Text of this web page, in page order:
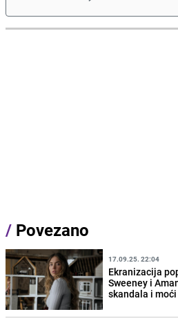
/ Povezano
17.09.25. 22:04
Ekranizacija
Sweeney i
skandala i moći